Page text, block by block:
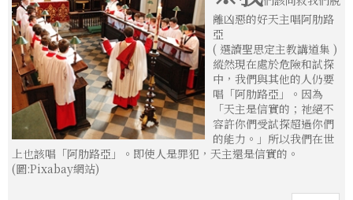
離凶惡的好天主唱阿肋路
亞
( 選讀聖思定主教講道集 )
縱然現在處於危險和試探
中，我們與其他的人仍要
唱「阿肋路亞」。因為
「天主是信實的；祂絕不
容許你們受試探超過你們
的能力。」所以我們在世
上也該唱「阿肋路亞」。即使人是罪犯，天主還是信實的。
(圖:Pixabay網站)